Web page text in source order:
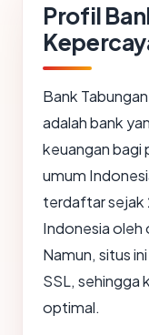
Profil
Bank
adalah bank
keuangan bagi
umum
terdaftar sejak
Indonesia oleh
Namun, situs
SSL, sehingga
optimal.